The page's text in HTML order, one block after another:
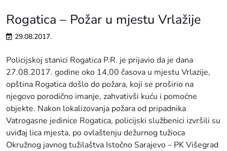
Rogatica – Požar u mjestu Vrlažije
29.08.2017.
Policijskoj stanici Rogatica P.R. je prijavio da je dana
27.08.2017. godine oko 14,00 časova u mjestu Vrlazije,
opština Rogatica došlo do požara, koji se proširio na
njegovo porodično imanje, zahvativši kuću i pomoćne
objekte. Nakon lokalizovanja požara od pripadnika
Vatrogasne jedinice Rogatica, policijski službenici izvršili su
uviđaj lica mjesta, po ovlaštenju dežurnog tužioca
Okružnog javnog tužilaštva Istočno Sarajevo – PK Višegrad